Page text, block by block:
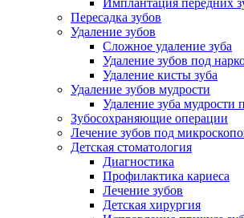
Имплантация передних
Пересадка зубов
Удаление зубов
Сложное удаление зуба
Удаление зубов под
Удаление кисты зуба
Удаление зубов мудрости
Удаление зуба мудрости
Зубосохраняющие операции
Лечение зубов под
Детская стоматология
Диагностика
Профилактика кариеса
Лечение зубов
Детская хирургия